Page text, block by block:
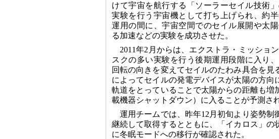
けて宇宙を航行する「ソーラーセイル技術」
実験を行う宇宙機として打ち上げられ、約
運用の間に、宇宙空間でのセイル展開や太
る加速などの実験を成功させた。
2011年2月からは、エクストラ・ミッショ
スクの多い実験を行う後期運用段階に入り
回転の向きを変えてセイルのたわみ具合を
によってセイルの発電デバイスが太陽の方
軌道をとっていることで太陽からの距離も
載機器シャットダウン）に入ることが予測さ
運用チームでは、昨年12月初旬より姿勢
継続して取得するとともに、「イカロス」
に冬眠モードへの移行が確認された。